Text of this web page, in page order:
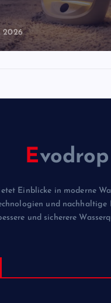
2026
Evodrop
Einblicke in moderne
und nachhaltige
und sicherere